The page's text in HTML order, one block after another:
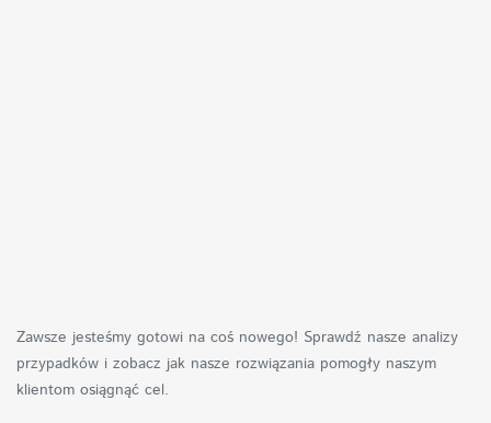
Zawsze jesteśmy gotowi na coś nowego! Sprawdź nasze analizy
przypadków i zobacz jak nasze rozwiązania pomogły naszym
klientom osiągnąć cel.